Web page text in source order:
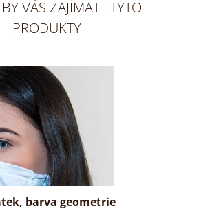
VÁS ZAJÍMAT I TYTO
PRODUKTY
barva geometrie